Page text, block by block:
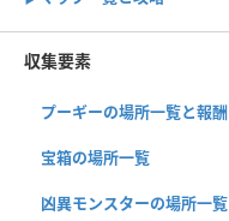
収集要素
プーギーの場所一覧と報酬
宝箱の場所一覧
凶異モンスターの場所一覧